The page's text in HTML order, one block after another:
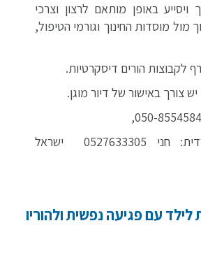
ויסייע באופן מותאם לרצון וצרכי
מול מוסדות החינוך וגורמי הטיפול,
לקבוצות הורים דיסקרטיות.
צורך באישור של דיור מוגן.
באשדוד שלוחה חרדית: חני 0527633305 ישראל
לילד עם פגיעה נפשית ולהוריו